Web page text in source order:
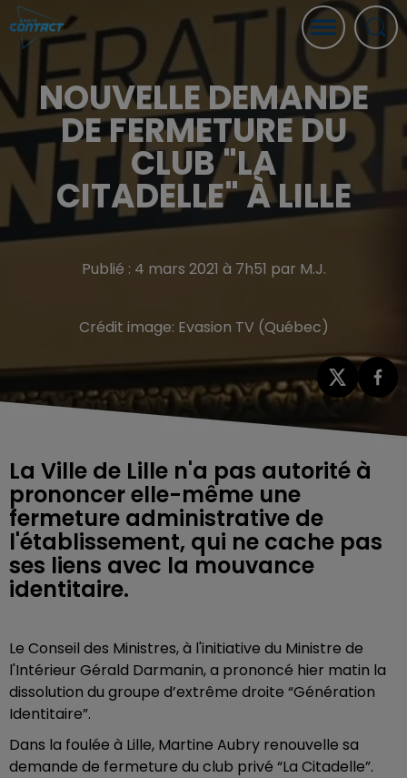
NOUVELLE DEMANDE
DE FERMETURE DU
CLUB "LA
CITADELLE" À LILLE
Publié : 4 mars 2021 à 7h51 par M.J.
Crédit image: Evasion TV (Québec)
La Ville de Lille n'a pas autorité à
prononcer elle-même une
fermeture administrative de
l'établissement, qui ne cache pas
ses liens avec la mouvance
identitaire.
Le Conseil des Ministres, à l'initiative du Ministre de
l'Intérieur Gérald Darmanin, a prononcé hier matin la
dissolution du groupe d’extrême droite “Génération
Identitaire”.
Dans la foulée à Lille, Martine Aubry renouvelle sa
demande de fermeture du club privé “La Citadelle”.